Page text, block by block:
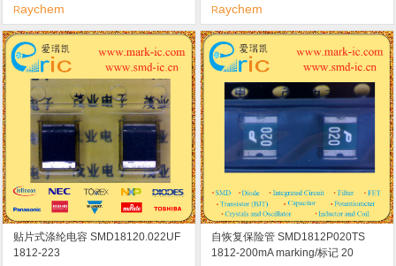
Raychem Raychem
贴片式涤纶电容 SMD18120.022UF
1812-223
自恢复保险管 SMD1812P020TS
1812-200mA marking/标记 20